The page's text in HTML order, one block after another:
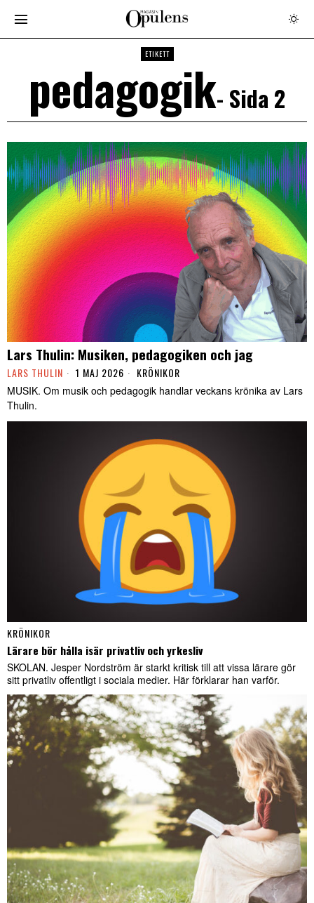
ETIKETT
pedagogik- Sida 2
Lars Thulin: Musiken, pedagogiken och jag
LARS THULIN 1 MAJ 2026 KRÖNIKOR
MUSIK. Om musik och pedagogik handlar veckans krönika av Lars
Thulin.
KRÖNIKOR
Lärare bör hålla isär privatliv och yrkesliv
SKOLAN. Jesper Nordström är starkt kritisk till att vissa lärare gör
sitt privatliv offentligt i sociala medier. Här förklarar han varför.